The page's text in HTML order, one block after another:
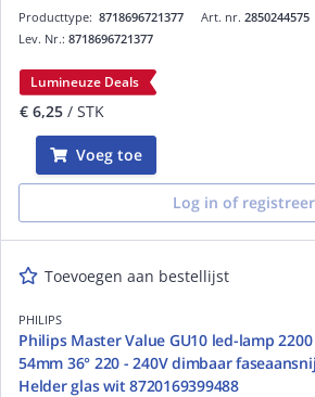
Art. nr. 2850244575
Producttype: 8718696721377
Lev. Nr.: 8718696721377
Lumineuze Deals
€ 6,25 / STK
Voeg toe
Log in of registreer
Toevoegen aan bestellijst
PHILIPS
Philips Master Value GU10 led-lamp 2200
54mm 36° 220 - 240V dimbaar
Helder glas wit 8720169399488